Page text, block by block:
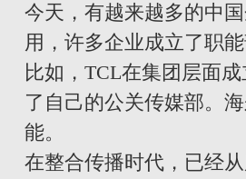
今天，有越来越多的中
用，许多企业成立了职
比如，TCL在集团层面
了自己的公关传媒部。
能。
在整合传播时代，已经